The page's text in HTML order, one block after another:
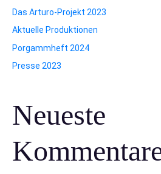
Das Arturo-Projekt 2023
Aktuelle Produktionen
Porgammheft 2024
Presse 2023
Neueste